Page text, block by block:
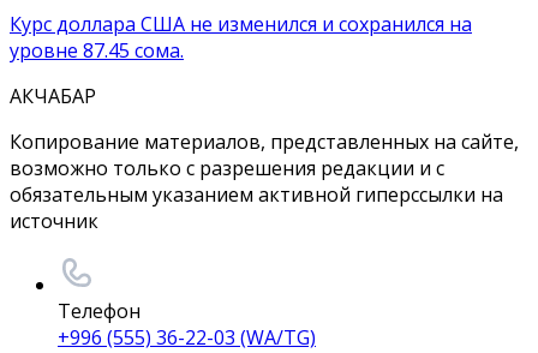
Курс доллара США не изменился и сохранился на
уровне 87.45 сома.
АКЧАБАР
Копирование материалов, представленных на сайте,
возможно только с разрешения редакции и с
обязательным указанием активной гиперссылки на
источник
Телефон
+996 (555) 36-22-03 (WA/TG)